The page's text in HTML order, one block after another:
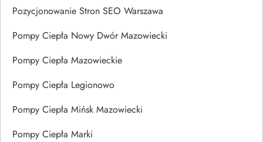
Pozycjonowanie Stron SEO Warszawa
Pompy Ciepła Nowy Dwór Mazowiecki
Pompy Ciepła Mazowieckie
Pompy Ciepła Legionowo
Pompy Ciepła Mińsk Mazowiecki
Pompy Ciepła Marki